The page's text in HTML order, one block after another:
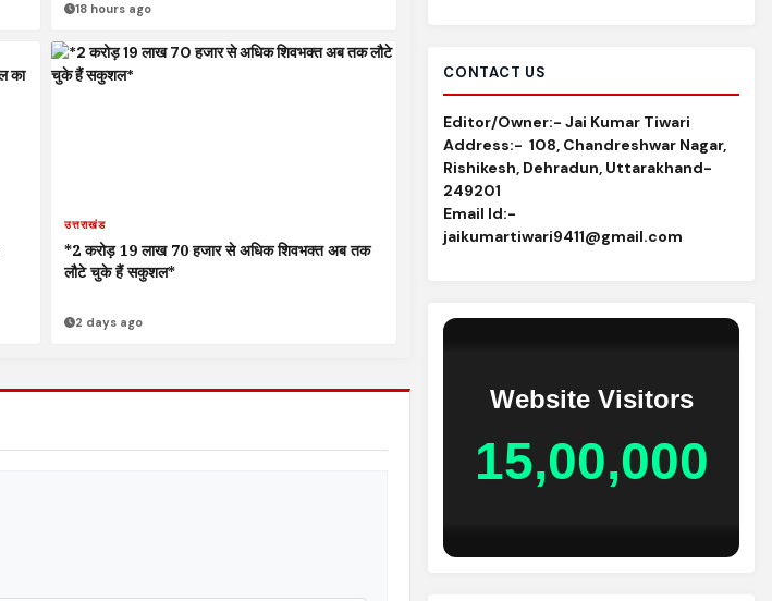
18 hours ago
उत्तराखंड
*2 करोड़ 19 लाख 70 हजार से अधिक शिवभक्त अब तक
लौटे चुके हैं सकुशल*
2 days ago
CONTACT US
Editor/Owner:- Jai Kumar Tiwari
Address:- 108, Chandreshwar Nagar,
Rishikesh, Dehradun, Uttarakhand-
249201
Email Id:-
jaikumartiwari9411@gmail.com